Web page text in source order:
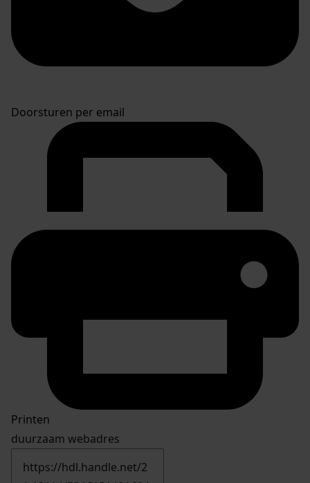
Doorsturen per email
Printen
duurzaam webadres